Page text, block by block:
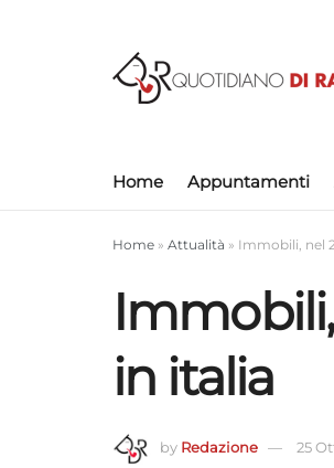
Home Appuntamenti
Home » Attualità » Immobili, nel
in italia
by Redazione 25